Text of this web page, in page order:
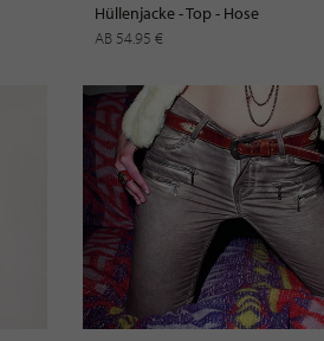
Hüllenjacke - Top - Hose
AB 54.95 €